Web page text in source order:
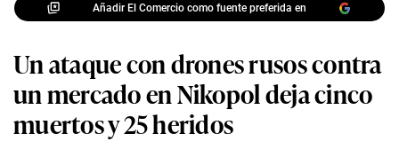
Añadir El Comercio como fuente preferida en
Un ataque con drones rusos contra
un mercado en Nikopol deja cinco
muertos y 25 heridos